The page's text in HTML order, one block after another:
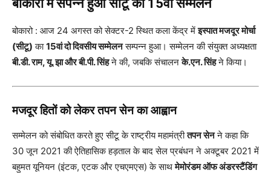
बोकारो में संपन्न हुआ सीटू का 15वां सम्मेलन
बोकारो : आज 24 अगस्त को सेक्टर-2 स्थित कला केंद्र मेंइस्पात मजदूर मोर्चा
(सीटू) का15वां दो दिवसीय सम्मेलनसम्पन्न हुआ। सम्मेलन की संयुक्त अध्यक्षता
बी.डी. राम, यू. झा और बी.पी. सिंहने की, जबकि संचालनके.एन. सिंहने किया।
मजदूर हितों को लेकर तपन सेन का आह्वान
सम्मेलन को संबोधित करते हुए सीटू के राष्ट्रीय महामंत्रीतपन सेनने कहा कि
30 जून 2021 की ऐतिहासिक हड़ताल के बाद सेल प्रबंधन ने अक्टूबर 2021 में
बहुमत यूनियन (इंटक, एटक और एचएमएस) के साथमेमोरंडम ऑफ अंडरस्टैंडिंग